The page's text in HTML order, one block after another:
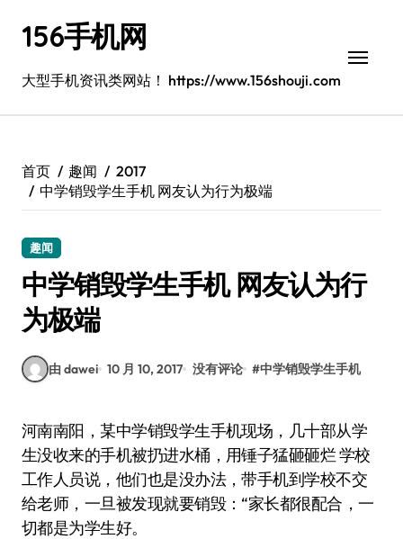
156手机网
大型手机资讯类网站！ https://www.156shouji.com
首页 趣闻
2017
中学销毁学生手机 网友认为行为极端
趣闻
中学销毁学生手机 网友认为行
为极端
由 dawei 10 月 10, 2017 没有评论 #中学销毁学生手机
河南南阳，某中学销毁学生手机现场，几十部从学
生没收来的手机被扔进水桶，用锤子猛砸砸烂 学校
工作人员说，他们也是没办法，带手机到学校不交
给老师，一旦被发现就要销毁：“家长都很配合，一
切都是为学生好。